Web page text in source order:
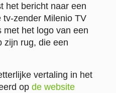
het bericht naar een
zender Milenio TV
met het logo van een
zijn rug, die een
vertaling in het
op de website